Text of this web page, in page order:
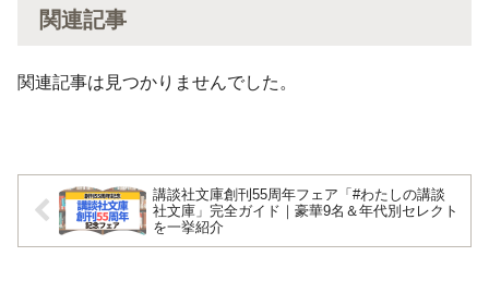
関連記事
関連記事は見つかりませんでした。
講談社文庫創刊55周年フェア「#わたしの講談
社文庫」完全ガイド｜豪華9名＆年代別セレクト
を一挙紹介